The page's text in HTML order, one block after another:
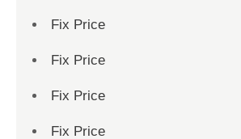
Fix Price
Fix Price
Fix Price
Fix Price